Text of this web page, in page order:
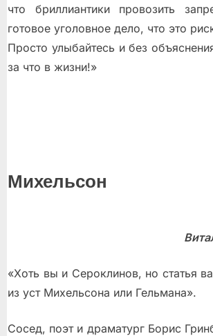
что бриллиантики провозить
готовое уголовное дело, что это
Просто улыбайтесь и без
за что в жизни!»
Михельсон
«Хоть вы и Сероклинов, но статья
из уст Михельсона или Гельмана».
Сосед, поэт и драматург Борис